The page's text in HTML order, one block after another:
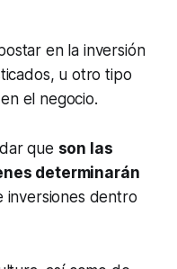
en la inversión
u otro tipo
el negocio.
que son las
determinarán
inversiones dentro